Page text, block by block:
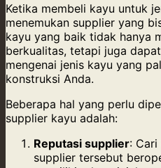
Ketika membeli kayu untuk
menemukan supplier yang
kayu yang baik tidak hanya
berkualitas, tetapi juga
mengenai jenis kayu yang
konstruksi Anda.
Beberapa hal yang perlu
supplier kayu adalah:
Reputasi supplier: Cari
supplier tersebut